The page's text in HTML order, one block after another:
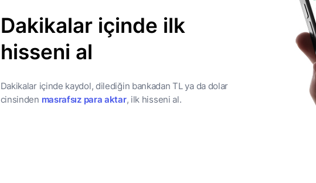
Dakikalar içinde ilk
hisseni al
Dakikalar içinde kaydol, dilediğin bankadan TL ya da dolar
cinsinden masrafsız para aktar, ilk hisseni al.